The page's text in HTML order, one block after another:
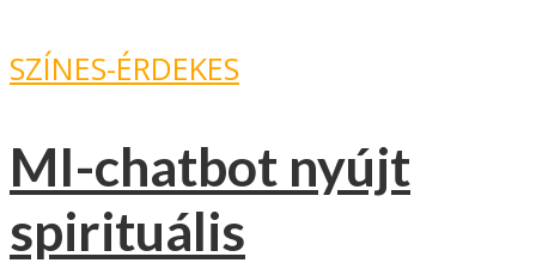
SZÍNES-ÉRDEKES
MI-chatbot nyújt
spirituális